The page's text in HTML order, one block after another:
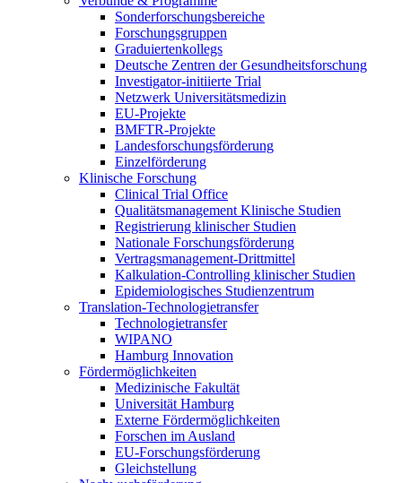
Sonderforschungsbereiche
Forschungsgruppen
Graduiertenkollegs
Deutsche Zentren der Gesundheitsforschung
Investigator-initiierte Trial
Netzwerk Universitätsmedizin
EU-Projekte
BMFTR-Projekte
Landesforschungsförderung
Einzelförderung
Klinische Forschung
Clinical Trial Office
Qualitätsmanagement Klinische Studien
Registrierung klinischer Studien
Nationale Forschungsförderung
Vertragsmanagement-Drittmittel
Kalkulation-Controlling klinischer Studien
Epidemiologisches Studienzentrum
Translation-Technologietransfer
Technologietransfer
WIPANO
Hamburg Innovation
Fördermöglichkeiten
Medizinische Fakultät
Universität Hamburg
Externe Fördermöglichkeiten
Forschen im Ausland
EU-Forschungsförderung
Gleichstellung